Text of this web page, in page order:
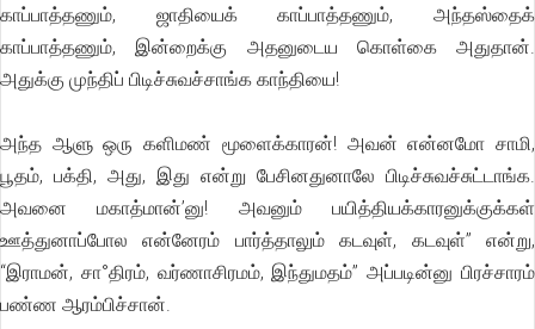
காப்பாத்தணும், ஜாதியைக் காப்பாத்தணும், அந்தஸ்தைக்
காப்பாத்தணும், இன்றைக்கு அதனுடைய கொள்கை அதுதான்.
அதுக்கு முந்திப் பிடிச்சுவச்சாங்க காந்தியை!
அந்த ஆளு ஒரு களிமண் மூளைக்காரன்! அவன் என்னமோ சாமி,
பூதம், பக்தி, அது, இது என்று பேசினதுனாலே பிடிச்சுவச்சுட்டாங்க.
அவனை மகாத்மான்’னு! அவனும் பயித்தியக்காரனுக்குக்கள்
ஊத்துனாப்போல என்னேரம் பார்த்தாலும் கடவுள், கடவுள்’’ என்று,
“இராமன், சா°திரம், வர்ணாசிரமம், இந்துமதம்’’ அப்படின்னு பிரச்சாரம்
பண்ண ஆரம்பிச்சான்.